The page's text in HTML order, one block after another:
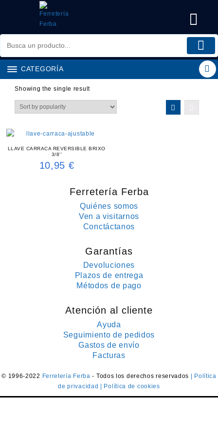
CATEGORÍA
Showing the single result
LLAVE CARRACA REVERSIBLE BRIXO
3/8’’
10,95 €
Ferretería Ferba
Quiénes somos
Ven a visitarnos
Conctáctanos
Garantías
Devoluciones
Plazos de entrega
Métodos de pago
Atención al cliente
Ayuda
Seguimiento de pedidos
Gastos de envío
Facturas
© 1996-2022 Ferretería Ferba- Todos los derechos reservados
| Política
de privacidad
| Política de cookies